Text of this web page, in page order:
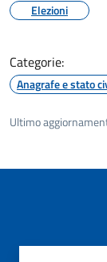
Elezioni
Categorie:
Anagrafe e stato
Ultimo